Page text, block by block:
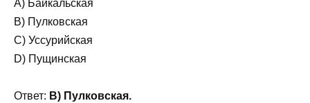
A) Байкальская
B) Пулковская
C) Уссурийская
D) Пущинская
Ответ: B) Пулковская.